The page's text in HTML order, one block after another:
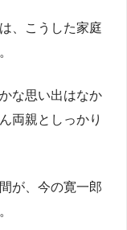
、こうした家庭
な思い出はなか
両親としっかり
が、今の寛一郎